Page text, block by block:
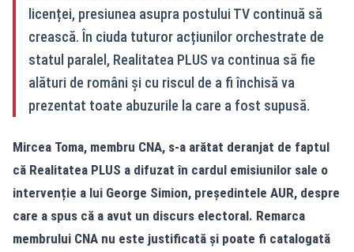
licenței, presiunea asupra postului TV continuă să
crească. În ciuda tuturor acțiunilor orchestrate de
statul paralel, Realitatea PLUS va continua să fie
alături de români și cu riscul de a fi închisă va
prezentat toate abuzurile la care a fost supusă.
Mircea Toma, membru CNA, s-a arătat deranjat de faptul
că Realitatea PLUS a difuzat în cardul emisiunilor sale o
intervenție a lui George Simion, președintele AUR, despre
care a spus că a avut un discurs electoral. Remarca
membrului CNA nu este justificată și poate fi catalogată